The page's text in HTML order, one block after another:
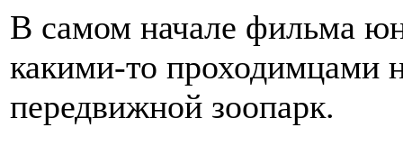
В самом начале фильма
какими-то проходимцами
передвижной зоопарк.